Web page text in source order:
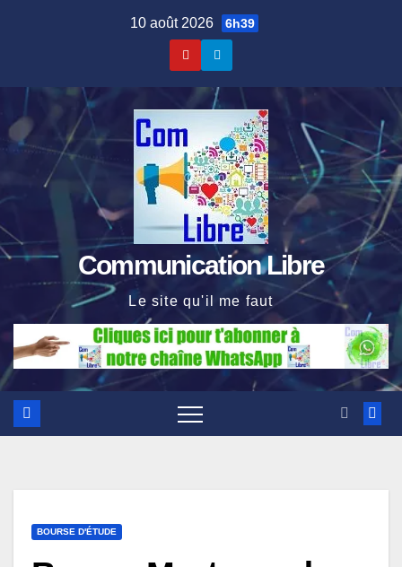
10 août 2026 6h39
Communication Libre
Le site qu'il me faut
BOURSE D'ÉTUDE